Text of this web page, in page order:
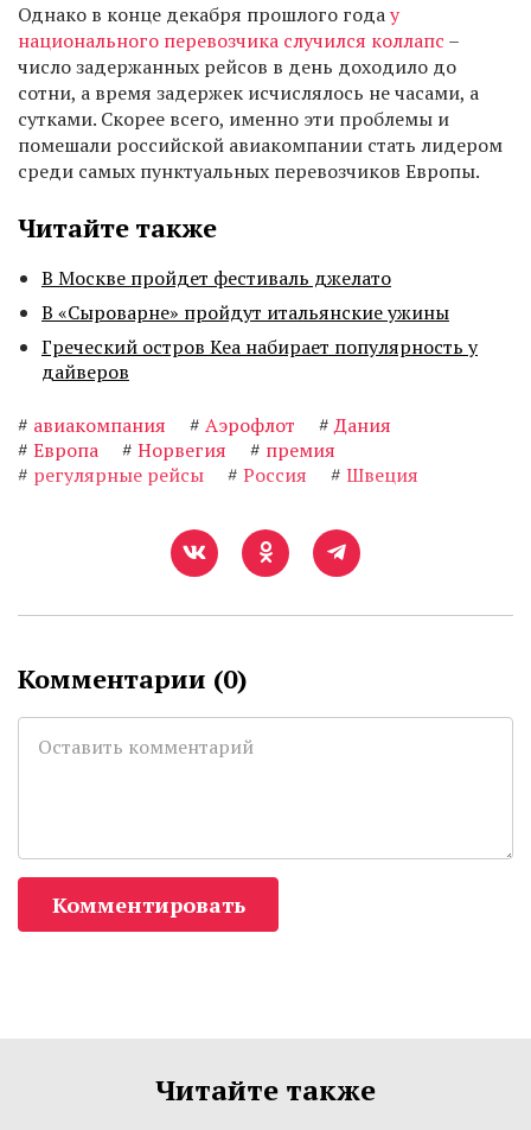
Однако в конце декабря прошлого годау
национального перевозчика случился коллапс –
число задержанных рейсов в день доходило до
сотни, а время задержек исчислялось не часами, а
сутками. Скорее всего, именно эти проблемы и
помешали российской авиакомпании стать лидером
среди самых пунктуальных перевозчиков Европы.
Читайте также
В Москве пройдет фестиваль джелато
В «Сыроварне» пройдут итальянские ужины
Греческий остров Кеа набирает популярность у
дайверов
# авиакомпания # Аэрофлот # Дания
# Европа # Норвегия # премия
# регулярные рейсы # Россия # Швеция
Комментарии (0)
Комментировать
Читайте также